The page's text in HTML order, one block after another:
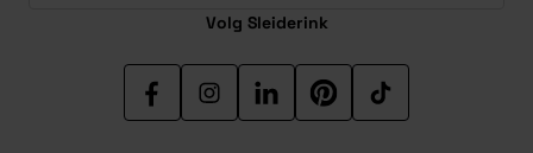
Volg Sleiderink